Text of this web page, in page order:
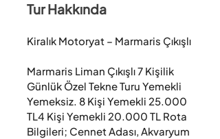
Tur Hakkında
Kiralık Motoryat – Marmaris Çıkışlı
Marmaris Liman Çıkışlı 7 Kişilik
Günlük Özel Tekne Turu Yemekli
Yemeksiz. 8 Kişi Yemekli 25.000
TL4 Kişi Yemekli 20.000 TL Rota
Bilgileri; Cennet Adası, Akvaryum